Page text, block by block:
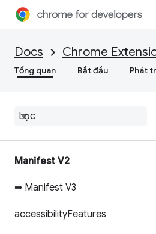
Docs Chrome
Tổng quan Bắt đầu Phát
Manifest V2
➡ Manifest V3
accessibilityFeatures